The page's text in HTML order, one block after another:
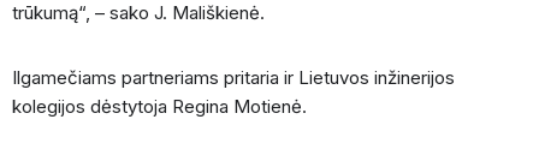
trūkumą“, – sako J. Mališkienė.
Ilgamečiams partneriams pritaria ir Lietuvos inžinerijos
kolegijos dėstytoja Regina Motienė.